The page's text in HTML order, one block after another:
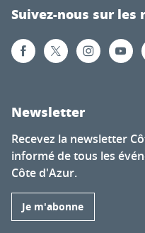
Suivez-nous sur les
Newsletter
Recevez la newsletter
informé de tous les
Côte d'Azur.
Je m'abonne